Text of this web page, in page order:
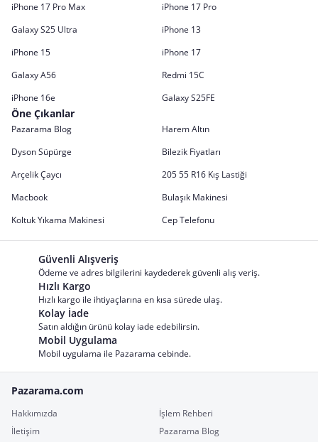
iPhone 17 Pro Max
iPhone 17 Pro
Galaxy S25 Ultra
iPhone 13
iPhone 15
iPhone 17
Galaxy A56
Redmi 15C
iPhone 16e
Galaxy S25FE
Öne Çıkanlar
Pazarama Blog
Harem Altın
Dyson Süpürge
Bilezik Fiyatları
Arçelik Çaycı
205 55 R16 Kış Lastiği
Macbook
Bulaşık Makinesi
Koltuk Yıkama Makinesi
Cep Telefonu
Güvenli Alışveriş
Ödeme ve adres bilgilerini kaydederek güvenli alış veriş.
Hızlı Kargo
Hızlı kargo ile ihtiyaçlarına en kısa sürede ulaş.
Kolay İade
Satın aldığın ürünü kolay iade edebilirsin.
Mobil Uygulama
Mobil uygulama ile Pazarama cebinde.
Pazarama.com
Hakkımızda
İşlem Rehberi
İletişim
Pazarama Blog